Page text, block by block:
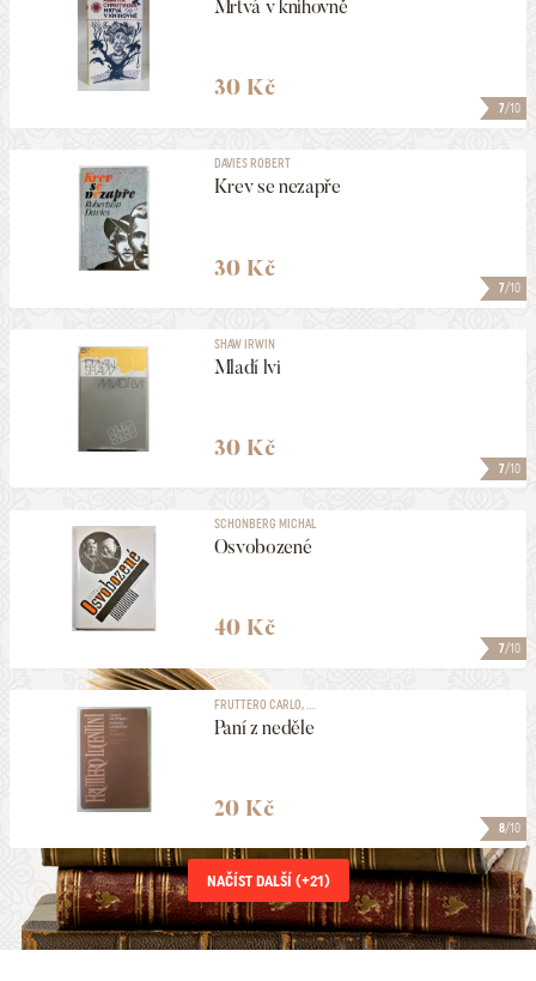
7/10
Mrtvá v knihovně
30 Kč
7/10
DAVIES ROBERT
Krev se nezapře
30 Kč
7/10
SHAW IRWIN
Mladí lvi
30 Kč
7/10
SCHONBERG MICHAL
Osvobozené
40 Kč
8/10
FRUTTERO CARLO, ...
Paní z neděle
20 Kč
NAČÍST DALŠÍ (+21)